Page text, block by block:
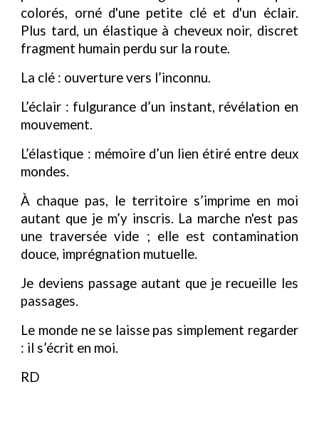
colorés, orné d'une petite clé et d'un éclair.
Plus tard, un élastique à cheveux noir, discret
fragment humain perdu sur la route.
La clé : ouverture vers l’inconnu.
L’éclair : fulgurance d’un instant, révélation en
mouvement.
L’élastique : mémoire d’un lien étiré entre deux
mondes.
À chaque pas, le territoire s’imprime en moi
autant que je m’y inscris. La marche n'est pas
une traversée vide ; elle est contamination
douce, imprégnation mutuelle.
Je deviens passage autant que je recueille les
passages.
Le monde ne se laisse pas simplement regarder
: il s’écrit en moi.
RD